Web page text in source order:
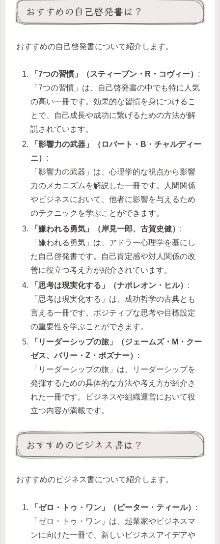
おすすめの自己啓発書は？
おすすめの自己啓発書について紹介します。
「7つの習慣」（スティーブン・R・コヴィー） :
「7つの習慣」は、自己啓発書の中でも特に人気
の高い一冊です。効果的な習慣を身につけるこ
とで、自己成長や成功に繋げるための方法が解
説されています。
「影響力の武器」（ロバート・B・チャルディー
ニ） :
「影響力の武器」は、心理学的な視点から影響
力のメカニズムを解説した一冊です。人間関係
やビジネスにおいて、他者に影響を与えるため
のテクニックを学ぶことができます。
「嫌われる勇気」（岸見一郎、古賀史健） :
「嫌われる勇気」は、アドラー心理学を基にし
た自己啓発書です。自己肯定感や対人関係の改
善に役立つ考え方が紹介されています。
「思考は現実化する」（ナポレオン・ヒル） :
「思考は現実化する」は、成功哲学の古典とも
言える一冊です。ポジティブな思考や目標設定
の重要性を学ぶことができます。
「リーダーシップの旅」（ジェームズ・M・クー
ゼス、バリー・Z・ポズナー） :
「リーダーシップの旅」は、リーダーシップを
発揮するための具体的な方法や考え方が紹介さ
れた一冊です。ビジネスや組織運営において役
立つ内容が満載です。
おすすめのビジネス書は？
おすすめのビジネス書について紹介します。
「ゼロ・トゥ・ワン」（ピーター・ティール） :
「ゼロ・トゥ・ワン」は、起業家やビジネスマ
ンに向けた一冊で、新しいビジネスアイデアや